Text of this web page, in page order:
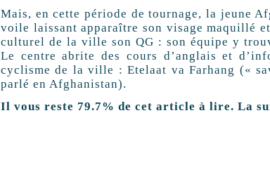
Mais, en cette période de tournage, la jeune
voile laissant apparaître son visage maquillé
culturel de la ville son QG : son équipe y
Le centre abrite des cours d’anglais et
cyclisme de la ville : Etelaat va Farhang («
parlé en Afghanistan).
Il vous reste 79.7% de cet article à lire. La